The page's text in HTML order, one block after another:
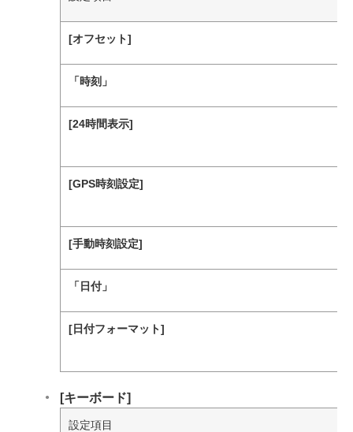
[‍オフセット‍]
「‍時刻‍」
[‍24時間表示‍]
[‍GPS時刻設定‍]
[‍手動時刻設定‍]
「‍日付‍」
[‍日付フォーマット‍]
[‍キーボード‍]
設定項目